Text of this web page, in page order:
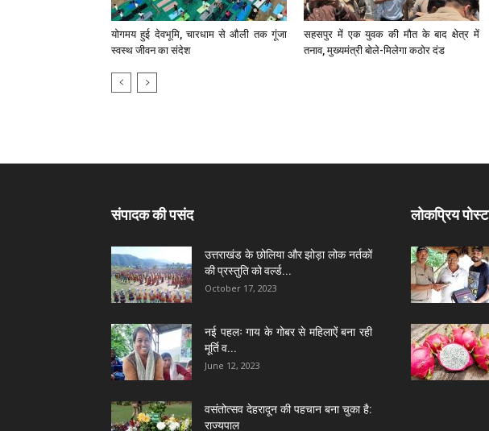
योगमय हुई देवभूमि, चारधाम से औली तक गूंजा
स्वस्थ जीवन का संदेश
सहसपुर में एक युवक की मौत के बाद क्षेत्र में
तनाव, मुख्यमंत्री बोले-मिलेगा कठोर दंड
संपादक की पसंद
उत्तराखंड के छोलिया और झोड़ा लोक नर्तकों
की प्रस्तुति को वर्ल्ड...
October 17, 2023
नई पहलः गाय के गोबर से महिलाऐं बना रही
मूर्ति व...
June 12, 2023
वसंतोत्सव देहरादून की पहचान बना चुका है:
राज्यपाल
लोकप्रिय पोस्ट